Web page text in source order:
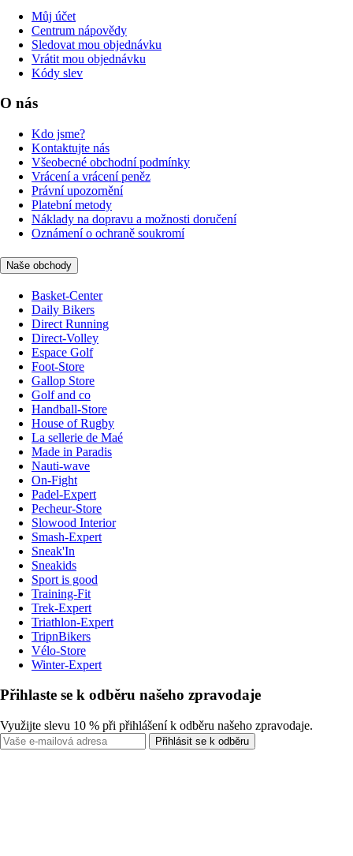
Můj účet
Centrum nápovědy
Sledovat mou objednávku
Vrátit mou objednávku
Kódy slev
O nás
Kdo jsme?
Kontaktujte nás
Všeobecné obchodní podmínky
Vrácení a vrácení peněz
Právní upozornění
Platební metody
Náklady na dopravu a možnosti doručení
Oznámení o ochraně soukromí
Naše obchody
Basket-Center
Daily Bikers
Direct Running
Direct-Volley
Espace Golf
Foot-Store
Gallop Store
Golf and co
Handball-Store
House of Rugby
La sellerie de Maé
Made in Paradis
Nauti-wave
On-Fight
Padel-Expert
Pecheur-Store
Slowood Interior
Smash-Expert
Sneak'In
Sneakids
Sport is good
Training-Fit
Trek-Expert
Triathlon-Expert
TripnBikers
Vélo-Store
Winter-Expert
Přihlaste se k odběru našeho zpravodaje
Využijte slevu 10 % při přihlášení k odběru našeho zpravodaje.
Přihlásit se k odběru